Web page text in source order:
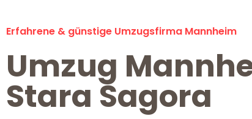
Erfahrene & günstige Umzugsfirma Mannheim
Umzug
Stara Sagora